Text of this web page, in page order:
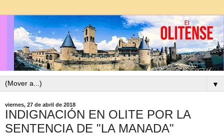
▼
viernes, 27 de abril de 2018
INDIGNACIÓN EN OLITE POR LA
SENTENCIA DE "LA MANADA"